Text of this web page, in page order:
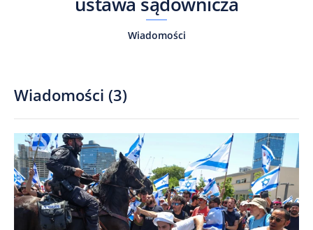
Wiadomości
Wiadomości (3)